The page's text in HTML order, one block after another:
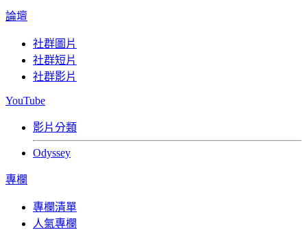
論壇
社群圖片
社群短片
社群影片
YouTube
影片分類
Odyssey
專欄
專欄清單
人氣專欄